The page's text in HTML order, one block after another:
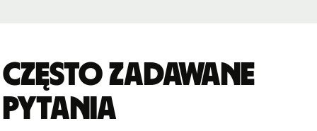
Często zadawane
pytania